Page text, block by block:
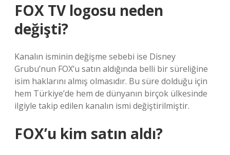
FOX TV logosu neden
değişti?
Kanalın isminin değişme sebebi ise Disney
Grubu’nun FOX’u satın aldığında belli bir süreliğine
isim haklarını almış olmasıdır. Bu süre dolduğu için
hem Türkiye’de hem de dünyanın birçok ülkesinde
ilgiyle takip edilen kanalın ismi değiştirilmiştir.
FOX’u kim satın aldı?